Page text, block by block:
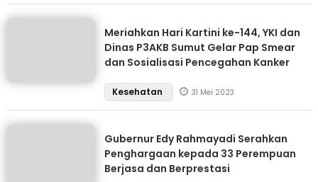
Meriahkan Hari Kartini ke-144, YKI dan
Dinas P3AKB Sumut Gelar Pap Smear
dan Sosialisasi Pencegahan Kanker
Kesehatan 31 Mei 2023
Gubernur Edy Rahmayadi Serahkan
Penghargaan kepada 33 Perempuan
Berjasa dan Berprestasi